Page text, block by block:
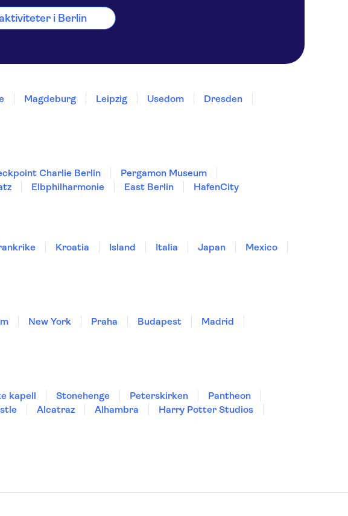
i Berlin
Magdeburg Leipzig Usedom
Dresden
Charlie Berlin
Pergamon Museum
Elbphilharmonie East Berlin
HafenCity
Kroatia Island Italia Japan
Mexico
New York Praha Budapest
Madrid
kapell Stonehenge Peterskirken
Pantheon
Alcatraz Alhambra
Harry Potter Studios